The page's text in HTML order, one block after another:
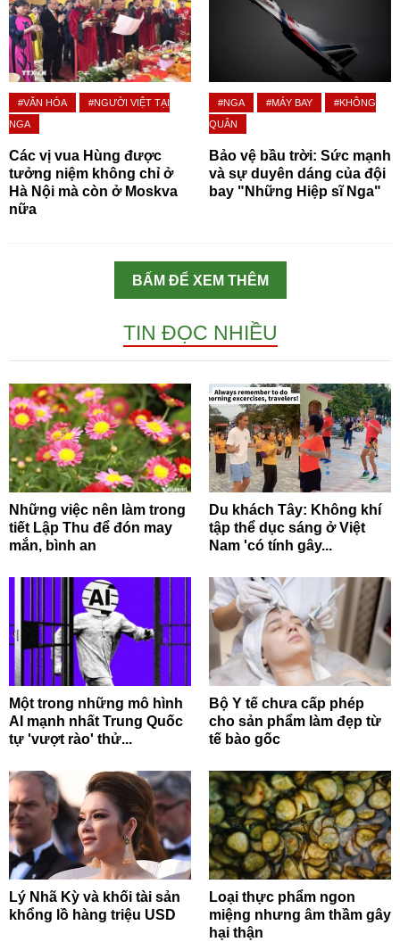
#VĂN HÓA
#NGƯỜI VIỆT TẠI
NGA
Các vị vua Hùng được
tưởng niệm không chỉ ở
Hà Nội mà còn ở Moskva
nữa
#NGA #MÁY BAY
#KHÔNG
QUÂN
Bảo vệ bầu trời: Sức mạnh
và sự duyên dáng của đội
bay "Những Hiệp sĩ Nga"
BẤM ĐỂ XEM THÊM
TIN ĐỌC NHIỀU
Những việc nên làm trong
tiết Lập Thu để đón may
mắn, bình an
Du khách Tây: Không khí
tập thể dục sáng ở Việt
Nam 'có tính gây...
Một trong những mô hình
AI mạnh nhất Trung Quốc
tự 'vượt rào' thử...
Bộ Y tế chưa cấp phép
cho sản phẩm làm đẹp từ
tế bào gốc
Lý Nhã Kỳ và khối tài sản
khổng lồ hàng triệu USD
Loại thực phẩm ngon
miệng nhưng âm thầm gây
hại thận